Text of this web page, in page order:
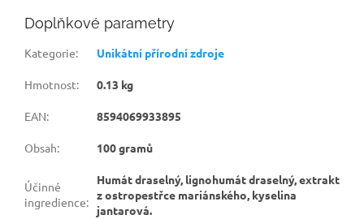
Doplňkové parametry
Kategorie: Unikátní přírodní zdroje
Hmotnost: 0.13 kg
EAN: 8594069933895
Obsah: 100 gramů
Účinné
ingredience:
Humát draselný, lignohumát draselný, extrakt
z ostropestřce mariánského, kyselina
jantarová.